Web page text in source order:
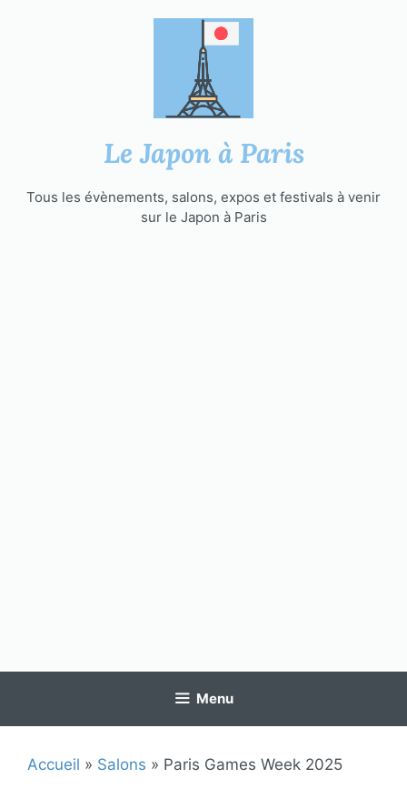
Le Japon à Paris
Tous les évènements, salons, expos et festivals à venir
sur le Japon à Paris
Menu
Accueil » Salons » Paris Games Week 2025